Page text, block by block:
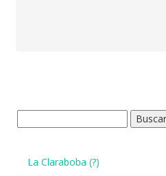
La Claraboba (?)